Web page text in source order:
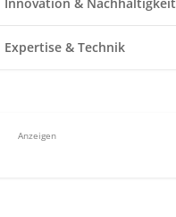
Expertise & Technik
Anzeigen